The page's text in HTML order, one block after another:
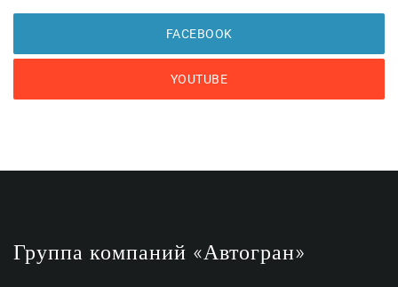
FACEBOOK
YOUTUBE
Группа компаний «Автогран»